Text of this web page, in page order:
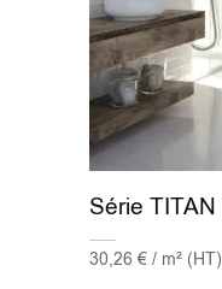
Série TITAN
30,26 € / m² (HT)